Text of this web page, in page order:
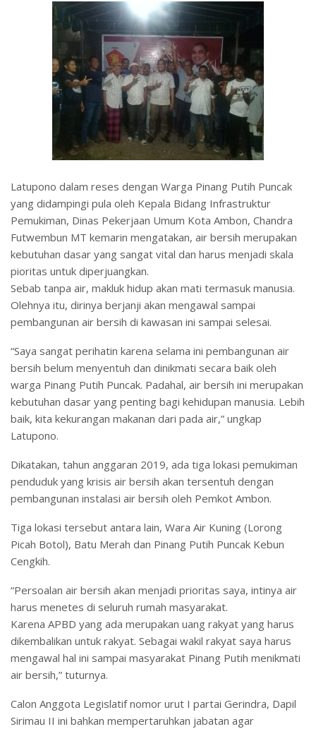
Latupono dalam reses dengan Warga Pinang Putih Puncak
yang didampingi pula oleh Kepala Bidang Infrastruktur
Pemukiman, Dinas Pekerjaan Umum Kota Ambon, Chandra
Futwembun MT kemarin mengatakan, air bersih merupakan
kebutuhan dasar yang sangat vital dan harus menjadi skala
pioritas untuk diperjuangkan.
Sebab tanpa air, makluk hidup akan mati termasuk manusia.
Olehnya itu, dirinya berjanji akan mengawal sampai
pembangunan air bersih di kawasan ini sampai selesai.
“Saya sangat perihatin karena selama ini pembangunan air
bersih belum menyentuh dan dinikmati secara baik oleh
warga Pinang Putih Puncak. Padahal, air bersih ini merupakan
kebutuhan dasar yang penting bagi kehidupan manusia. Lebih
baik, kita kekurangan makanan dari pada air,” ungkap
Latupono.
Dikatakan, tahun anggaran 2019, ada tiga lokasi pemukiman
penduduk yang krisis air bersih akan tersentuh dengan
pembangunan instalasi air bersih oleh Pemkot Ambon.
Tiga lokasi tersebut antara lain, Wara Air Kuning (Lorong
Picah Botol), Batu Merah dan Pinang Putih Puncak Kebun
Cengkih.
“Persoalan air bersih akan menjadi prioritas saya, intinya air
harus menetes di seluruh rumah masyarakat.
Karena APBD yang ada merupakan uang rakyat yang harus
dikembalikan untuk rakyat. Sebagai wakil rakyat saya harus
mengawal hal ini sampai masyarakat Pinang Putih menikmati
air bersih,” tuturnya.
Calon Anggota Legislatif nomor urut I partai Gerindra, Dapil
Sirimau II ini bahkan mempertaruhkan jabatan agar